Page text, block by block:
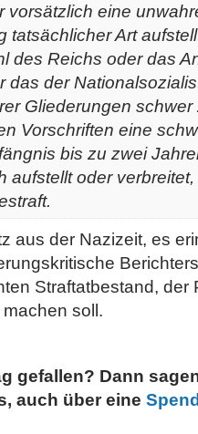
vorsätzlich eine
tatsächlicher Art
des Reichs oder das
das der
Gliederungen
Vorschriften eine
bis zu zwei
aufstellt oder
aus der Nazizeit, es
Straftatbestand, der
soll.
gefallen? Dann
auch über eine